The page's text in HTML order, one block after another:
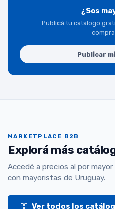
¿Sos
Publicá tu catálogo
Publicar
MARKETPLACE B2B
Explorá más
Accedé a precios al por
con mayoristas de Uruguay.
Ver todos los